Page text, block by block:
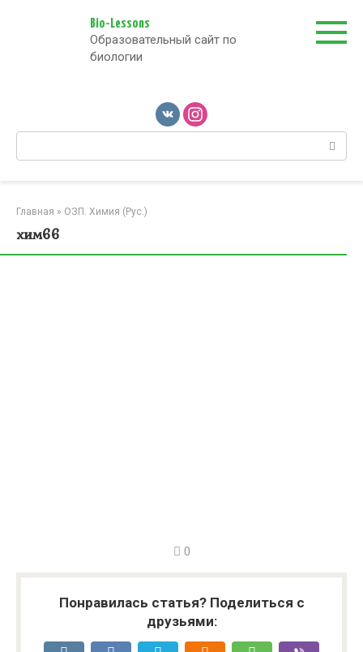
Bio-Lessons
Образовательный сайт по
биологии
Поиск:
Главная » ОЗП. Химия (Рус.)
хим66
0
Понравилась статья? Поделиться с
друзьями: